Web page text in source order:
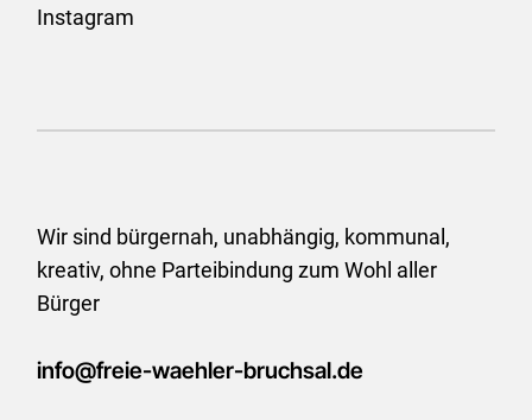
Instagram
Wir sind bürgernah, unabhängig, kommunal,
kreativ, ohne Parteibindung zum Wohl aller
Bürger
info@freie-waehler-bruchsal.de